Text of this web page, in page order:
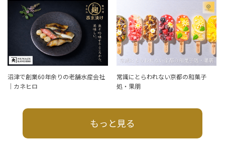
沼津で創業60年余りの老舗水産会社
｜カネヒロ
常識にとらわれない京都の和菓子
処・果朋
もっと見る